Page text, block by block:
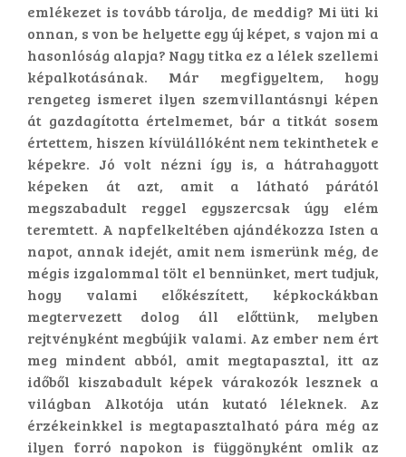
emlékezet is tovább tárolja, de meddig? Mi üti ki
onnan, s von be helyette egy új képet, s vajon mi a
hasonlóság alapja? Nagy titka ez a lélek szellemi
képalkotásának. Már megfigyeltem, hogy
rengeteg ismeret ilyen szemvillantásnyi képen
át gazdagította értelmemet, bár a titkát sosem
értettem, hiszen kívülállóként nem tekinthetek e
képekre. Jó volt nézni így is, a hátrahagyott
képeken át azt, amit a látható párától
megszabadult reggel egyszercsak úgy elém
teremtett. A napfelkeltében ajándékozza Isten a
napot, annak idejét, amit nem ismerünk még, de
mégis izgalommal tölt el bennünket, mert tudjuk,
hogy valami előkészített, képkockákban
megtervezett dolog áll előttünk, melyben
rejtvényként megbújik valami. Az ember nem ért
meg mindent abból, amit megtapasztal, itt az
időből kiszabadult képek várakozók lesznek a
világban Alkotója után kutató léleknek. Az
érzékeinkkel is megtapasztalható pára még az
ilyen forró napokon is függönyként omlik az